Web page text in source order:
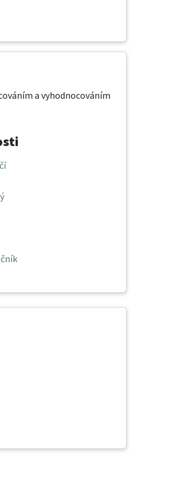
a vyhodnocováním